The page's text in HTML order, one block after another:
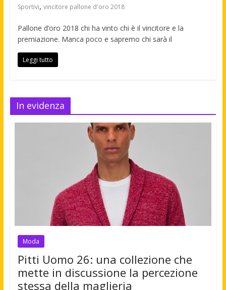
Sportivi, vincitore pallone d'oro 2018
Pallone d’oro 2018 chi ha vinto chi è il vincitore e la
premiazione. Manca poco e sapremo chi sarà il
Leggi tutto
In evidenza
Moda
Pitti Uomo 26: una collezione che
mette in discussione la percezione
stessa della maglieria